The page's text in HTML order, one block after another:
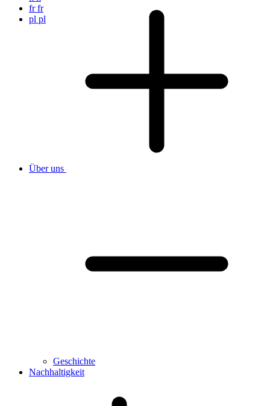
fr fr
pl pl
Über uns
Geschichte
Nachhaltigkeit